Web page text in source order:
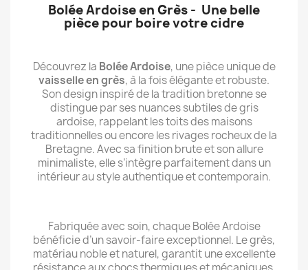
Bolée Ardoise en Grès - Une belle
pièce pour boire votre cidre
Découvrez la Bolée Ardoise, une pièce unique de
vaisselle en grès, à la fois élégante et robuste.
Son design inspiré de la tradition bretonne se
distingue par ses nuances subtiles de gris
ardoise, rappelant les toits des maisons
traditionnelles ou encore les rivages rocheux de la
Bretagne. Avec sa finition brute et son allure
minimaliste, elle s’intègre parfaitement dans un
intérieur au style authentique et contemporain.
Fabriquée avec soin, chaque Bolée Ardoise
bénéficie d’un savoir-faire exceptionnel. Le grès,
matériau noble et naturel, garantit une excellente